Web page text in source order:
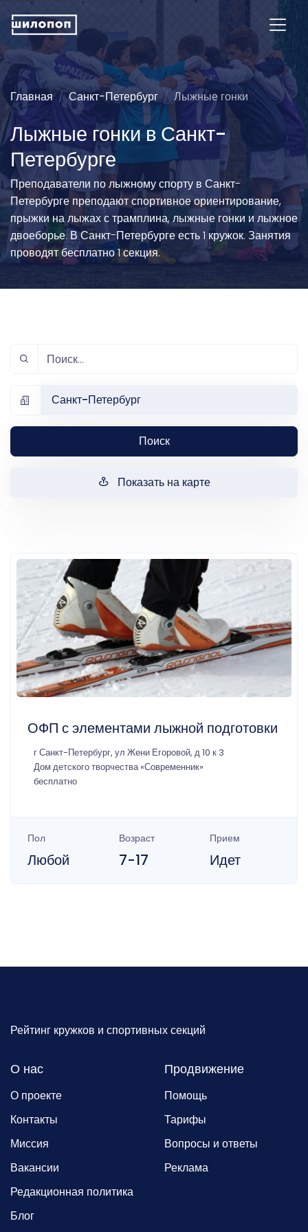
Главная Санкт-Петербург Лыжные гонки
Лыжные гонки в Санкт-
Петербурге
Преподаватели по лыжному спорту в Санкт-
Петербурге преподают спортивное ориентирование,
прыжки на лыжах с трамплина, лыжные гонки и лыжное
двоеборье. В Санкт-Петербурге есть 1 кружок. Занятия
проводят бесплатно 1 секция.
Санкт-Петербург
Поиск
Показать на карте
ОФП с элементами лыжной подготовки
г Санкт-Петербург, ул Жени Егоровой, д 10 к 3
Дом детского творчества «Современник»
бесплатно
Пол
Любой
Возраст
7-17
Прием
Идет
Рейтинг кружков и спортивных секций
О нас
О проекте
Контакты
Миссия
Вакансии
Редакционная политика
Блог
Продвижение
Помощь
Тарифы
Вопросы и ответы
Реклама